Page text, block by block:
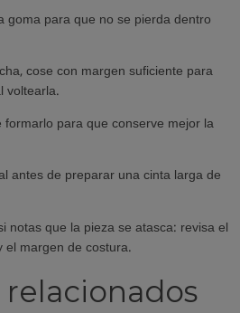
goma para que no se pierda dentro
cose con margen suficiente para
voltearla.
para que conserve mejor la
antes de preparar una cinta larga de
notas que la pieza se atasca: revisa el
el margen de costura.